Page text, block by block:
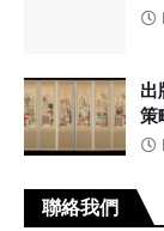
出
策
聯絡我們